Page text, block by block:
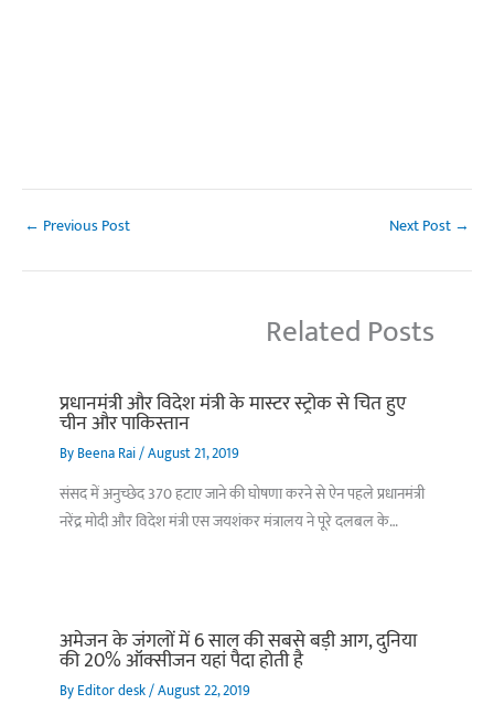
← Previous Post Next Post →
Related Posts
प्रधानमंत्री और विदेश मंत्री के मास्टर स्ट्रोक से चित हुए
चीन और पाकिस्तान
ByBeena Rai/August 21, 2019
संसद में अनुच्छेद 370 हटाए जाने की घोषणा करने से ऐन पहले प्रधानमंत्री
नरेंद्र मोदी और विदेश मंत्री एस जयशंकर मंत्रालय ने पूरे दलबल के…
अमेजन के जंगलों में 6 साल की सबसे बड़ी आग, दुनिया
की 20% ऑक्सीजन यहां पैदा होती है
ByEditor desk/August 22, 2019